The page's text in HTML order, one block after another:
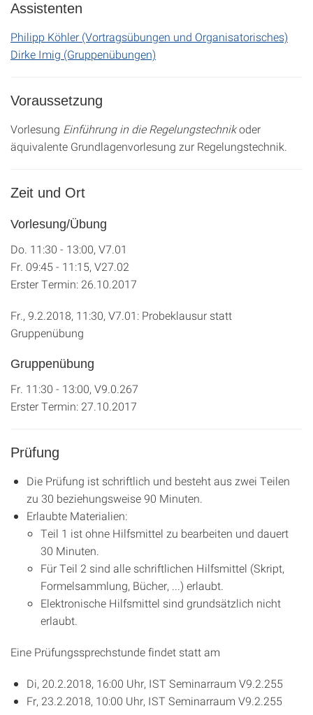
Assistenten
Philipp Köhler (Vortragsübungen und Organisatorisches)
Dirke Imig (Gruppenübungen)
Voraussetzung
Vorlesung Einführung in die Regelungstechnikoder
äquivalente Grundlagenvorlesung zur Regelungstechnik.
Zeit und Ort
Vorlesung/Übung
Do. 11:30 - 13:00, V7.01
Fr. 09:45 - 11:15, V27.02
Erster Termin: 26.10.2017
Fr., 9.2.2018, 11:30, V7.01: Probeklausur statt
Gruppenübung
Gruppenübung
Fr. 11:30 - 13:00, V9.0.267
Erster Termin: 27.10.2017
Prüfung
Die Prüfung ist schriftlich und besteht aus zwei Teilen
zu 30 beziehungsweise 90 Minuten.
Erlaubte Materialien:
Teil 1 ist ohne Hilfsmittel zu bearbeiten und dauert
30 Minuten.
Für Teil 2 sind alle schriftlichen Hilfsmittel (Skript,
Formelsammlung, Bücher, ...) erlaubt.
Elektronische Hilfsmittel sind grundsätzlich nicht
erlaubt.
Eine Prüfungssprechstunde findet statt am
Di, 20.2.2018, 16:00 Uhr, IST Seminarraum V9.2.255
Fr, 23.2.2018, 10:00 Uhr, IST Seminarraum V9.2.255